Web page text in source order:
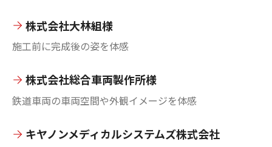
株式会社大林組様
施工前に完成後の姿を体感
株式会社総合車両製作所様
鉄道車両の車両空間や外観イメージを体感
キヤノンメディカルシステムズ株式会社